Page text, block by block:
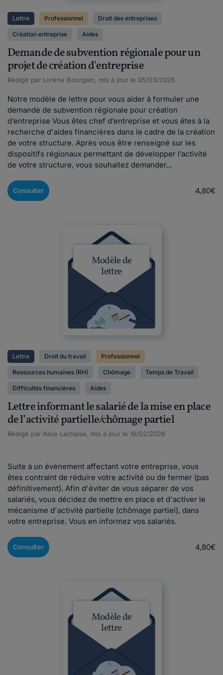
Lettre Professionnel Droit des entreprises
Création entreprise Aides
Demande de subvention régionale pour un
projet de création d'entreprise
Rédigé par Lorène Bourgain, mis à jour le 05/03/2026
Notre modèle de lettre pour vous aider à formuler une
demande de subvention régionale pour création
d’entreprise Vous êtes chef d’entreprise et vous êtes à la
recherche d'aides financières dans le cadre de la création
de votre structure. Après vous être renseigné sur les
dispositifs régionaux permettant de développer l’activité
de votre structure, vous souhaitez demander...
Consulter 4,80€
Modèle de
lettre
Lettre Droit du travail Professionnel
Ressources humaines (RH) Chômage Temps de Travail
Difficultés financières Aides
Lettre informant le salarié de la mise en place
de l’activité partielle/chômage partiel
Rédigé par Alice Lachaise, mis à jour le 19/02/2026
Suite à un événement affectant votre entreprise, vous
êtes contraint de réduire votre activité ou de fermer (pas
définitivement). Afin d'éviter de vous séparer de vos
salariés, vous décidez de mettre en place et d'activer le
mécanisme d'activité partielle (chômage partiel), dans
votre entreprise. Vous en informez vos salariés.
Consulter 4,80€
Modèle de
lettre